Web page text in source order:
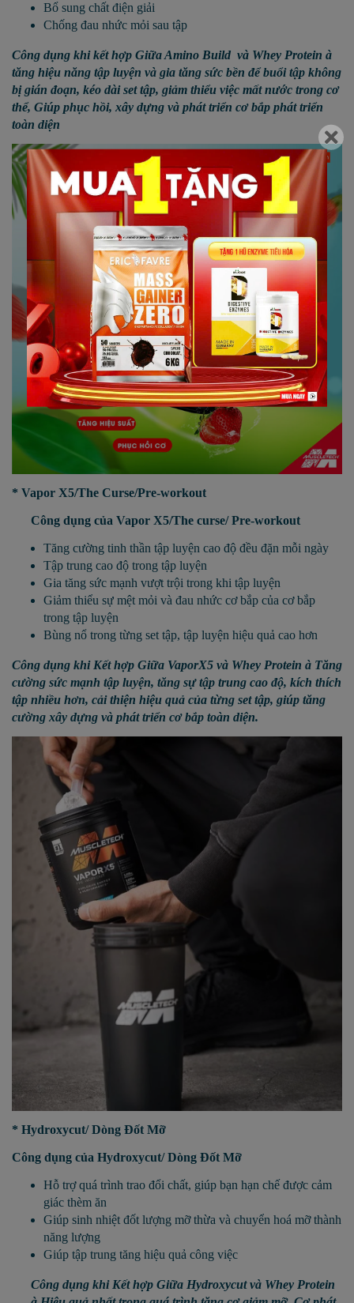
Bổ sung chất điện giải
Chống đau nhức mỏi sau tập
Công dụng khi kết hợp Giữa Amino Build và Whey Protein à
tăng hiệu năng tập luyện và gia tăng sức bền để buổi tập không
bị gián đoạn, kéo dài set tập, giảm thiểu việc mất nước trong cơ
thể, Giúp phục hồi, xây dựng và phát triển cơ bắp phát triển
toàn diện
* Vapor X5/The Curse/Pre-workout
Công dụng của Vapor X5/The curse/ Pre-workout
Tăng cường tinh thần tập luyện cao độ đều đặn mỗi ngày
Tập trung cao độ trong tập luyện
Gia tăng sức mạnh vượt trội trong khi tập luyện
Giảm thiểu sự mệt mỏi và đau nhức cơ bắp của cơ bắp
trong tập luyện
Bùng nổ trong từng set tập, tập luyện hiệu quả cao hơn
Công dụng khi Kết hợp Giữa VaporX5 và Whey Protein à Tăng
cường sức mạnh tập luyện, tăng sự tập trung cao độ, kích thích
tập nhiều hơn, cải thiện hiệu quả của từng set tập, giúp tăng
cường xây dựng và phát triển cơ bắp toàn diện.
* Hydroxycut/ Dòng Đốt Mỡ
Công dụng của Hydroxycut/ Dòng Đốt Mỡ
Hỗ trợ quá trình trao đổi chất, giúp bạn hạn chế được cảm
giác thèm ăn
Giúp sinh nhiệt đốt lượng mỡ thừa và chuyển hoá mỡ thành
năng lượng
Giúp tập trung tăng hiệu quả công việc
Công dụng khi Kết hợp Giữa Hydroxycut và Whey Protein